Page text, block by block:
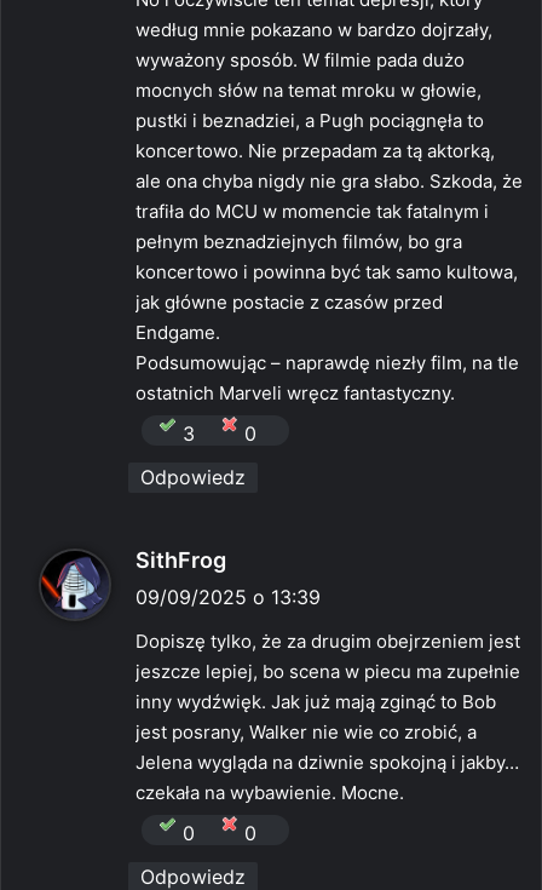
według mnie pokazano w bardzo dojrzały,
wyważony sposób. W filmie pada dużo
mocnych słów na temat mroku w głowie,
pustki i beznadziei, a Pugh pociągnęła to
koncertowo. Nie przepadam za tą aktorką,
ale ona chyba nigdy nie gra słabo. Szkoda, że
trafiła do MCU w momencie tak fatalnym i
pełnym beznadziejnych filmów, bo gra
koncertowo i powinna być tak samo kultowa,
jak główne postacie z czasów przed
Endgame.
Podsumowując – naprawdę niezły film, na tle
ostatnich Marveli wręcz fantastyczny.
3
0
Odpowiedz
SithFrog
i
z
e
:
09/09/2025 o 13:39
Dopiszę tylko, że za drugim obejrzeniem jest
jeszcze lepiej, bo scena w piecu ma zupełnie
inny wydźwięk. Jak już mają zginąć to Bob
jest posrany, Walker nie wie co zrobić, a
Jelena wygląda na dziwnie spokojną i jakby…
czekała na wybawienie. Mocne.
0
0
Odpowiedz